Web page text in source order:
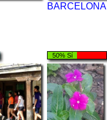
BARCELONA
50% Sí